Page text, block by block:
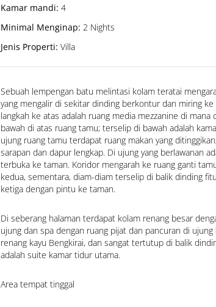
Kamar mandi: 4
Minimal Menginap: 2 Nights
Jenis Properti: Villa
Sebuah lempengan batu melintasi kolam teratai
yang mengalir di sekitar dinding berkontur dan miring
langkah ke atas adalah ruang media mezzanine di mana
bawah di atas ruang tamu; terselip di bawah adalah
ujung ruang tamu terdapat ruang makan yang
sarapan dan dapur lengkap. Di ujung yang berlawanan
terbuka ke taman. Koridor mengarah ke ruang ganti
kedua, sementara, diam-diam terselip di balik dinding
ketiga dengan pintu ke taman.
Di seberang halaman terdapat kolam renang besar
ujung dan spa dengan ruang pijat dan pancuran di
renang kayu Bengkirai, dan sangat tertutup di balik
adalah suite kamar tidur utama.
Area tempat tinggal